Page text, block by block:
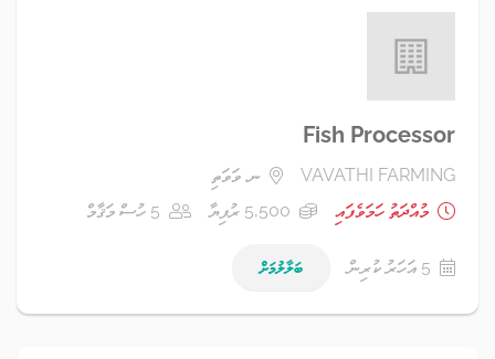
Fish Processor
VAVATHI FARMING
ނ. ވަވަތި
މުއްދަތު ހަމަވެފައި
5,500 ރުފިޔާ 5 ހުސް މަޤާމް
5 އަހަރު ކުރިން ބަލާލުމަށް